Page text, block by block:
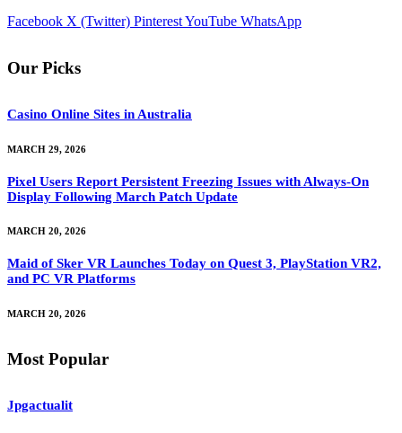
Facebook X (Twitter) PinterestYouTube WhatsApp
Our Picks
Casino Online Sites in Australia
MARCH 29, 2026
Pixel Users Report Persistent Freezing Issues with Always-On
Display Following March Patch Update
MARCH 20, 2026
Maid of Sker VR Launches Today on Quest 3, PlayStation VR2,
and PC VR Platforms
MARCH 20, 2026
Most Popular
Jpgactualit